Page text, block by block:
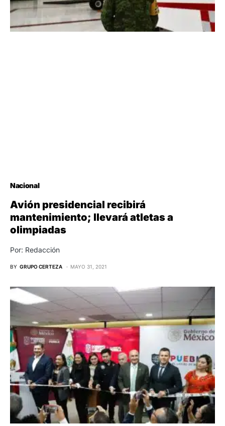
Nacional
Avión presidencial recibirá
mantenimiento; llevará atletas a
olimpiadas
Por: Redacción
BY GRUPO CERTEZA MAYO 31, 2021